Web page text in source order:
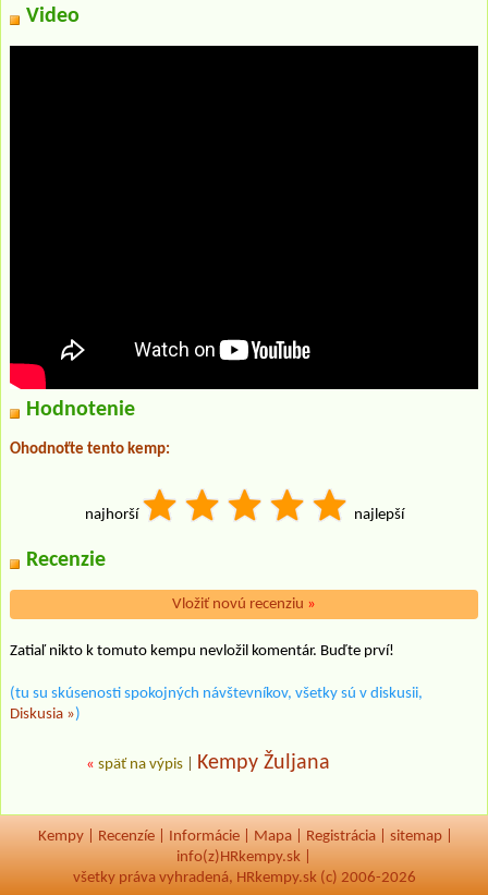
Video
Hodnotenie
Ohodnoťte tento kemp:
najhorší najlepší
Recenzie
Vložiť novú recenziu »
Zatiaľ nikto k tomuto kempu nevložil komentár. Buďte prví!
(tu su skúsenosti spokojných návštevníkov, všetky sú v diskusii,
Diskusia »)
« späť na výpis Kempy Žuljana
Kempy Recenzíe Informácie Mapa Registrácia sitemap
info(z)HRkempy.sk |
všetky práva vyhradená, HRkempy.sk (c) 2006-2026